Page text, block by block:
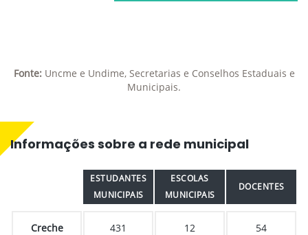
Fonte:Uncme e Undime, Secretarias e Conselhos Estaduais e
Municipais.
Informações sobre a rede municipal
ESTUDANTES
MUNICIPAIS
ESCOLAS
MUNICIPAIS
DOCENTES
Creche 431 12 54